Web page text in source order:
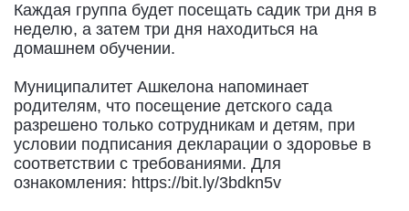
Каждая группа будет посещать садик три дня в
неделю, а затем три дня находиться на
домашнем обучении.
Муниципалитет Ашкелона напоминает
родителям, что посещение детского сада
разрешено только сотрудникам и детям, при
условии подписания декларации о здоровье в
соответствии с требованиями. Для
ознакомления: https://bit.ly/3bdkn5v